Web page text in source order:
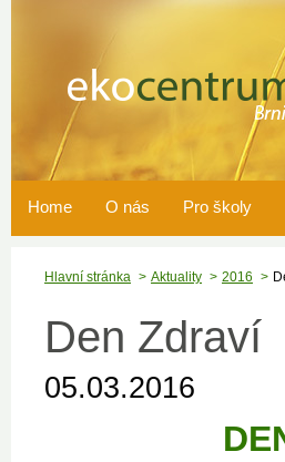
Home O nás Pro školy
Hlavní stránka Aktuality 2016
Den Zdraví
05.03.2016